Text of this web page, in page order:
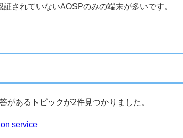
されていないAOSPのみの端末が多いです。
があるトピックが2件見つかりました。
service